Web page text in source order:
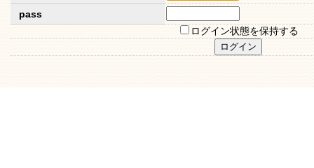
pass
ログイン状態を保持する